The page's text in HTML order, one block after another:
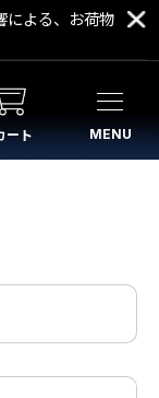
による、お荷物
ート MENU